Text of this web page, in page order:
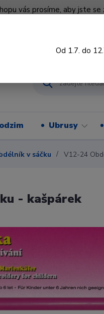
vás prosíme, aby jste
Ubrusy
v sáčku V12-24
- kašpárek
Od 1.7. do